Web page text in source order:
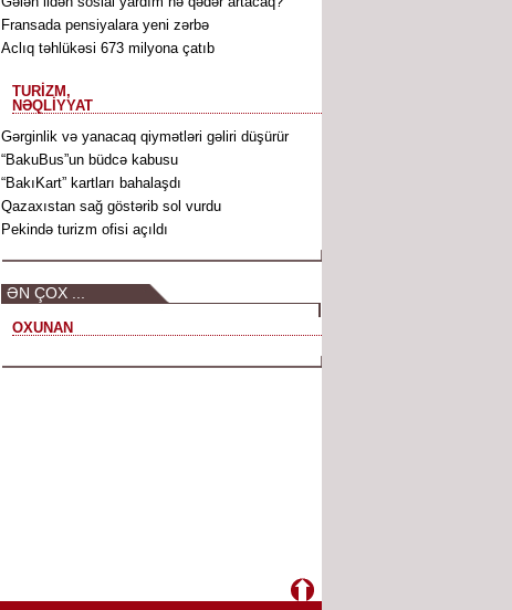
Fransada pensiyalara yeni zərbə
Aclıq təhlükəsi 673 milyona çatıb
TURİZM,
NƏQLİYYAT
Gərginlik və yanacaq qiymətləri gəliri düşürür
“BakuBus”un büdcə kabusu
“BakıKart” kartları bahalaşdı
Qazaxıstan sağ göstərib sol vurdu
Pekində turizm ofisi açıldı
ƏN ÇOX ...
OXUNAN